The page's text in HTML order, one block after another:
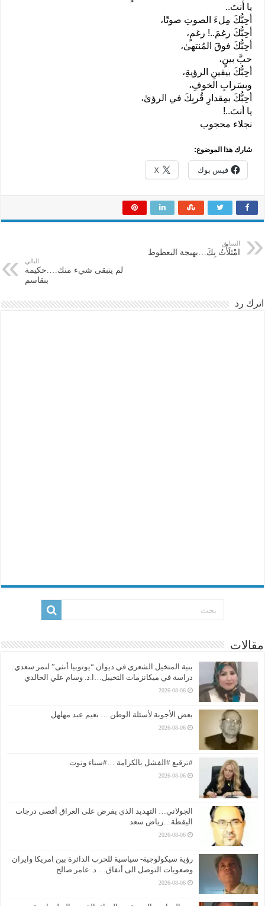
يا أنتَ..
أحِبُّكَ مِلءَ الصوتِ صوتًا،
أحِبُّكَ رغمَ..! رغمٍ،
أحِبُّكَ فوقَ المُنتهىٰ،
حبَّ بينٍ،
أحِبُّكَ بيقينِ الرؤيةِ،
وبسَرابِ الخوفِ،
أحِبُّكَ بمِقدارِ قُربِكَ في الرؤىٰ،
يا أنتَ..!
نجلاء محجوب
شارك هذا الموضوع:
فيس بوك X
السابق
امْتَلَأْتُ بِكَ…بهيجة البعطوط
التالي
لم يتبقى شيء منك….حكيمة
بنقاسم
اترك رد
مقالات
بنية المتخيل الشعري في ديوان “يوتوبيا أنثى” لنمر سعدي:
دراسة في ميكانزمات التخييل…ا.د. وسام علي الخالدي
2026-08-06
بعض الأجوبة لأسئلة الوطن … نعيم عبد مهلهل
2026-08-06
#ترقيع #الفشل بالكرامة …#سناء وتوت
2026-08-06
الجولاني… التهديد الذي يفرض على العراق أقصى درجات
اليقظة…رياض سعد
2026-08-06
رؤية سيكولوجية- سياسية للحرب الدائرة بين امريكا وايران
وصعوبات التوصل الى أتفاق… د. عامر صالح
2026-08-06